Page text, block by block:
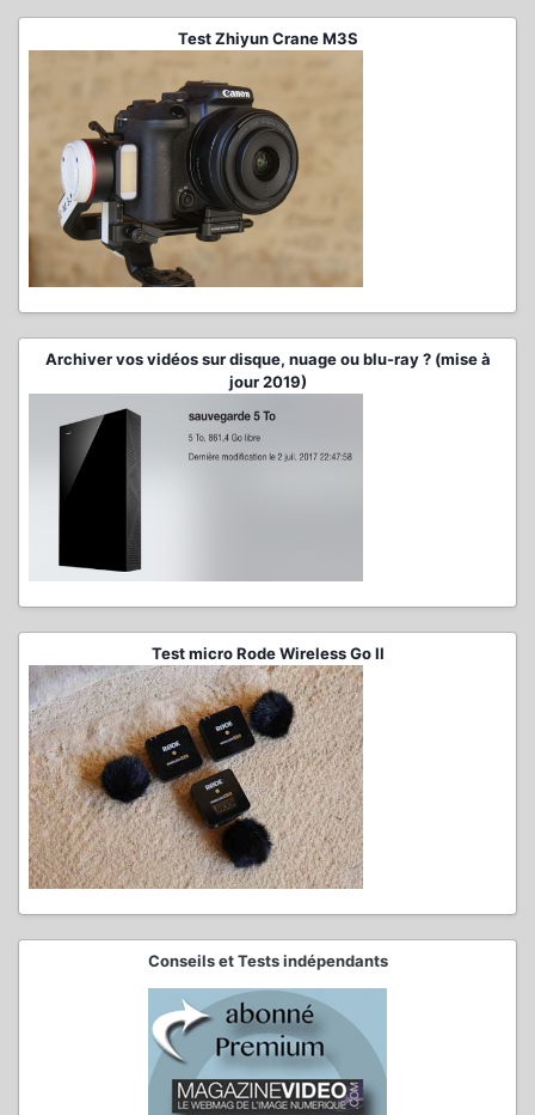
Test Zhiyun Crane M3S
Archiver vos vidéos sur disque, nuage ou blu-ray ? (mise à
jour 2019)
Test micro Rode Wireless Go II
Conseils et Tests indépendants